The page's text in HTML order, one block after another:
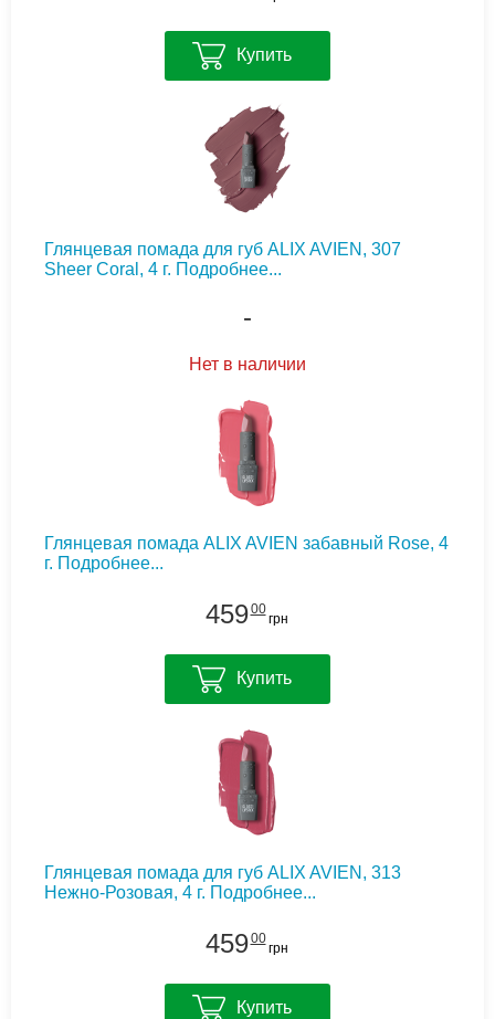
Купить
Глянцевая помада для губ ALIX AVIEN, 307
Sheer Coral, 4 г. Подробнее...
-
Нет в наличии
Глянцевая помада ALIX AVIEN забавный Rose, 4
г. Подробнее...
45900
грн
Купить
Глянцевая помада для губ ALIX AVIEN, 313
Нежно-Розовая, 4 г. Подробнее...
45900
грн
Купить